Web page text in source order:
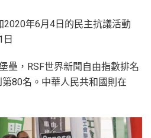
2020年6月4日的民主抗議活動
壘，RSF世界新聞自由指數排名
80名。中華人民共和國則在